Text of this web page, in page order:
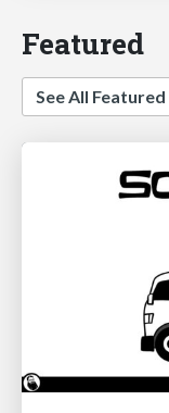
Featured
See All Featured